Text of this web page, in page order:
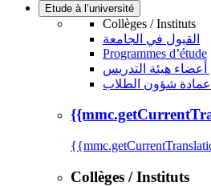
Etude à l’université
Collèges / Instituts
القبول في الجامعة
Programmes d’étude
أعضاء هيئة التدريس
عمادة شؤون الطلاب
Collèges / Instituts